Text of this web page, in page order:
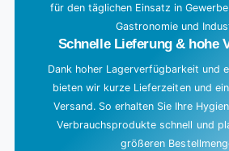
für den täglichen Einsatz in
Gastronomie und
Schnelle Lieferung & hohe
Dank hoher Lagerverfügbarkeit und
bieten wir kurze Lieferzeiten und
Versand. So erhalten Sie Ihre
Verbrauchsprodukte schnell und
größeren